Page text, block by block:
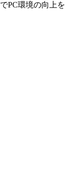
でPC環境の向上を